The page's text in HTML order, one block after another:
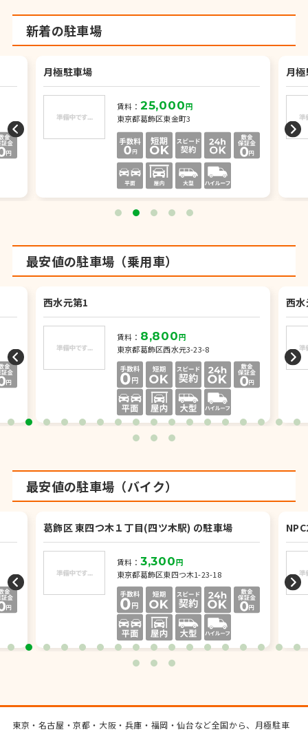
新着の駐車場
月極駐車場
賃料： 25,000円
東京都葛飾区東金町3
月
最安値の駐車場（乗用車）
西水元第1
賃料： 8,800円
東京都葛飾区西水元3-23-8
西
最安値の駐車場（バイク）
葛飾区 東四つ木１丁目(四ツ木駅) の駐車場
賃料： 3,300円
東京都葛飾区東四つ木1-23-18
東京・名古屋・京都・大阪・兵庫・福岡・仙台など全国から、月極駐車